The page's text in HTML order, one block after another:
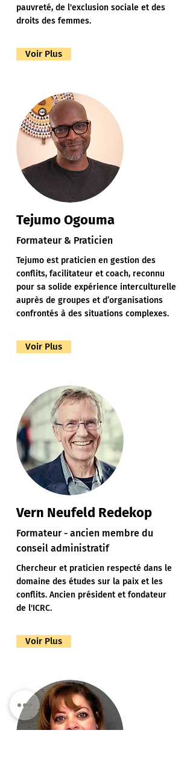
pauvreté, de l'exclusion sociale et des
droits des femmes.
Voir Plus
Tejumo Ogouma
Formateur & Praticien
Tejumo est praticien en gestion des
conflits, facilitateur et coach, reconnu
pour sa solide expérience interculturelle
auprès de groupes et d’organisations
confrontés à des situations complexes.
Voir Plus
Vern Neufeld Redekop
Formateur - ancien membre du
conseil administratif
Chercheur et praticien respecté dans le
domaine des études sur la paix et les
conflits. Ancien président et fondateur
de l'ICRC.
Voir Plus